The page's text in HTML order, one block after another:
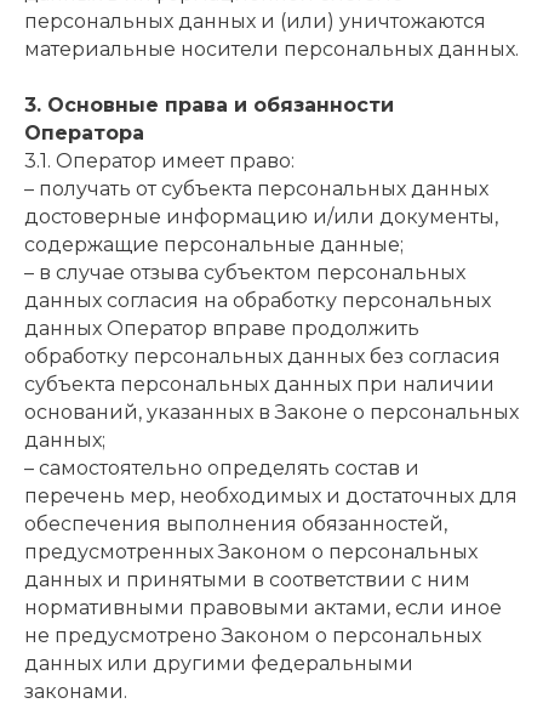
персональных данных и (или) уничтожаются
материальные носители персональных данных.
3. Основные права и обязанности
Оператора
3.1. Оператор имеет право:
– получать от субъекта персональных данных
достоверные информацию и/или документы,
содержащие персональные данные;
– в случае отзыва субъектом персональных
данных согласия на обработку персональных
данных Оператор вправе продолжить
обработку персональных данных без согласия
субъекта персональных данных при наличии
оснований, указанных в Законе о персональных
данных;
– самостоятельно определять состав и
перечень мер, необходимых и достаточных для
обеспечения выполнения обязанностей,
предусмотренных Законом о персональных
данных и принятыми в соответствии с ним
нормативными правовыми актами, если иное
не предусмотрено Законом о персональных
данных или другими федеральными
законами.